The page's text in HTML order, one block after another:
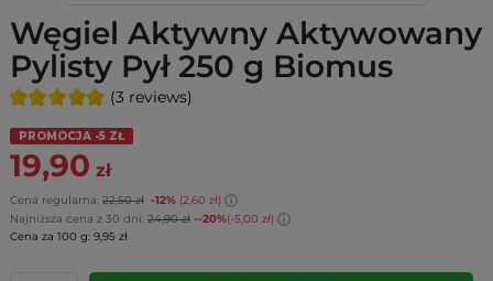
Węgiel Aktywny Aktywowany
Pylisty Pył 250 g Biomus
(3 reviews)
PROMOCJA -5 ZŁ
19,90 zł
Cena regularna: 22,50 zł -12% (2,60 zł)
Najniższa cena z 30 dni: 24,90 zł --20%(-5,00 zł)
Cena za 100 g: 9,95 zł